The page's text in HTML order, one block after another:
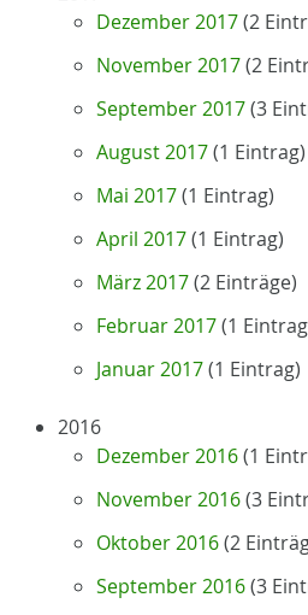
Dezember 2017(2
November 2017(2
September 2017(3
August 2017(1 Eintrag)
Mai 2017(1 Eintrag)
April 2017(1 Eintrag)
März 2017(2 Einträge)
Februar 2017(1
Januar 2017(1 Eintrag)
2016
Dezember 2016(1
November 2016(3
Oktober 2016(2
September 2016(3